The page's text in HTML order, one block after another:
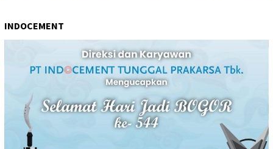
INDOCEMENT